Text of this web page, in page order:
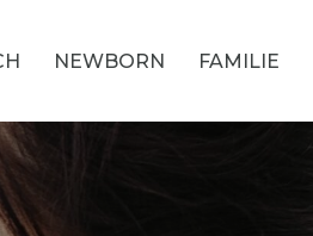
NEWBORN FAMILIE